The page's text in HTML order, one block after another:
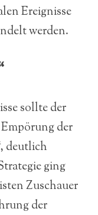
Ereignisse
werden.
sollte der
der
deutlich
ging
Zuschauer
der